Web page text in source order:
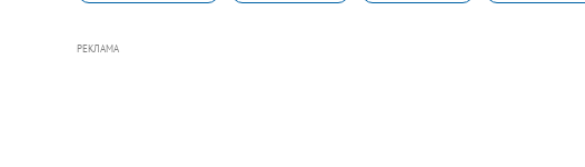
РЕКЛАМА